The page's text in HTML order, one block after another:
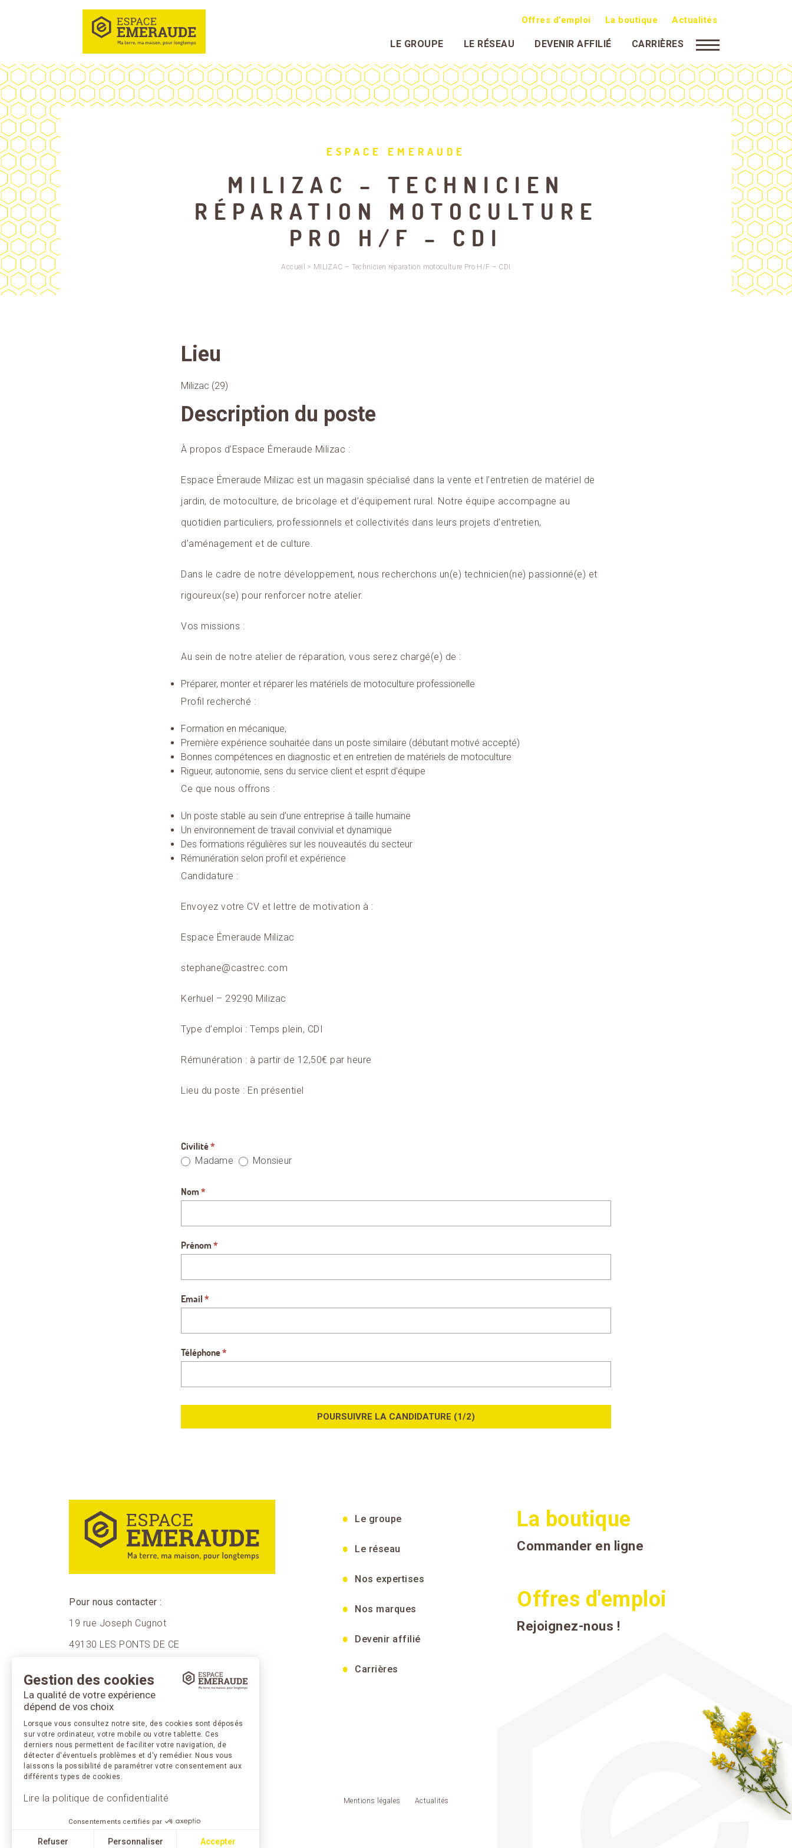
Offres d’emploi La boutique Actualités
LE GROUPE LE RÉSEAU DEVENIR AFFILIÉ CARRIÈRES
ESPACE EMERAUDE
MILIZAC – TECHNICIEN
RÉPARATION MOTOCULTURE
PRO H/F – CDI
Accueil > MILIZAC – Technicien réparation motoculture Pro H/F – CDI
Lieu
Milizac (29)
Description du poste
À propos d’Espace Émeraude Milizac :
Espace Émeraude Milizac est un magasin spécialisé dans la vente et l’entretien de matériel de
jardin, de motoculture, de bricolage et d’équipement rural. Notre équipe accompagne au
quotidien particuliers, professionnels et collectivités dans leurs projets d’entretien,
d’aménagement et de culture.
Dans le cadre de notre développement, nous recherchons un(e) technicien(ne) passionné(e) et
rigoureux(se) pour renforcer notre atelier.
Vos missions :
Au sein de notre atelier de réparation, vous serez chargé(e) de :
Préparer, monter et réparer les matériels de motoculture professionelle
Profil recherché :
Formation en mécanique,
Première expérience souhaitée dans un poste similaire (débutant motivé accepté)
Bonnes compétences en diagnostic et en entretien de matériels de motoculture
Rigueur, autonomie, sens du service client et esprit d’équipe
Ce que nous offrons :
Un poste stable au sein d’une entreprise à taille humaine
Un environnement de travail convivial et dynamique
Des formations régulières sur les nouveautés du secteur
Rémunération selon profil et expérience
Candidature :
Envoyez votre CV et lettre de motivation à :
Espace Émeraude Milizac
stephane@castrec.com
Kerhuel – 29290 Milizac
Type d’emploi : Temps plein, CDI
Rémunération : à partir de 12,50€ par heure
Lieu du poste : En présentiel
Candidature
Civilité*
Madame Monsieur
Nom *
Prénom *
Email *
Téléphone*
POURSUIVRE LA CANDIDATURE (1/2)
Pour nous contacter :
19 rue Joseph Cugnot
49130 LES PONTS DE CE
Retrouvez-nous sur les réseaux sociaux.
Le groupe
Le réseau
Nos expertises
Nos marques
Devenir affilié
Carrières
La boutique
Commander en ligne
Offres d'emploi
Rejoignez-nous !
Mentions légales Actualités
Gestion des cookies
La qualité de votre expérience
dépend de vos choix
Lorsque vous consultez notre site, des cookies sont déposés
sur votre ordinateur, votre mobile ou votre tablette. Ces
derniers nous permettent de faciliter votre navigation, de
détecter d'éventuels problèmes et d'y remédier. Nous vous
laissons la possibilité de paramétrer votre consentement aux
différents types de cookies.
Lire la politique de confidentialité
Consentements certifiés par
Refuser Personnaliser Accepter